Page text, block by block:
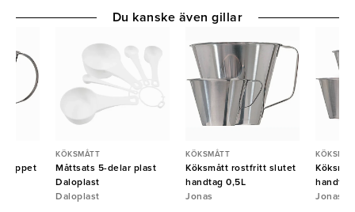
öppet
KÖKSMÅTT
Måttsats 5-delar plast
Daloplast
Daloplast
KÖKSMÅTT
Köksmått rostfritt slutet
handtag 0,5L
Jonas
handtag
Jonas
Du kanske även gillar